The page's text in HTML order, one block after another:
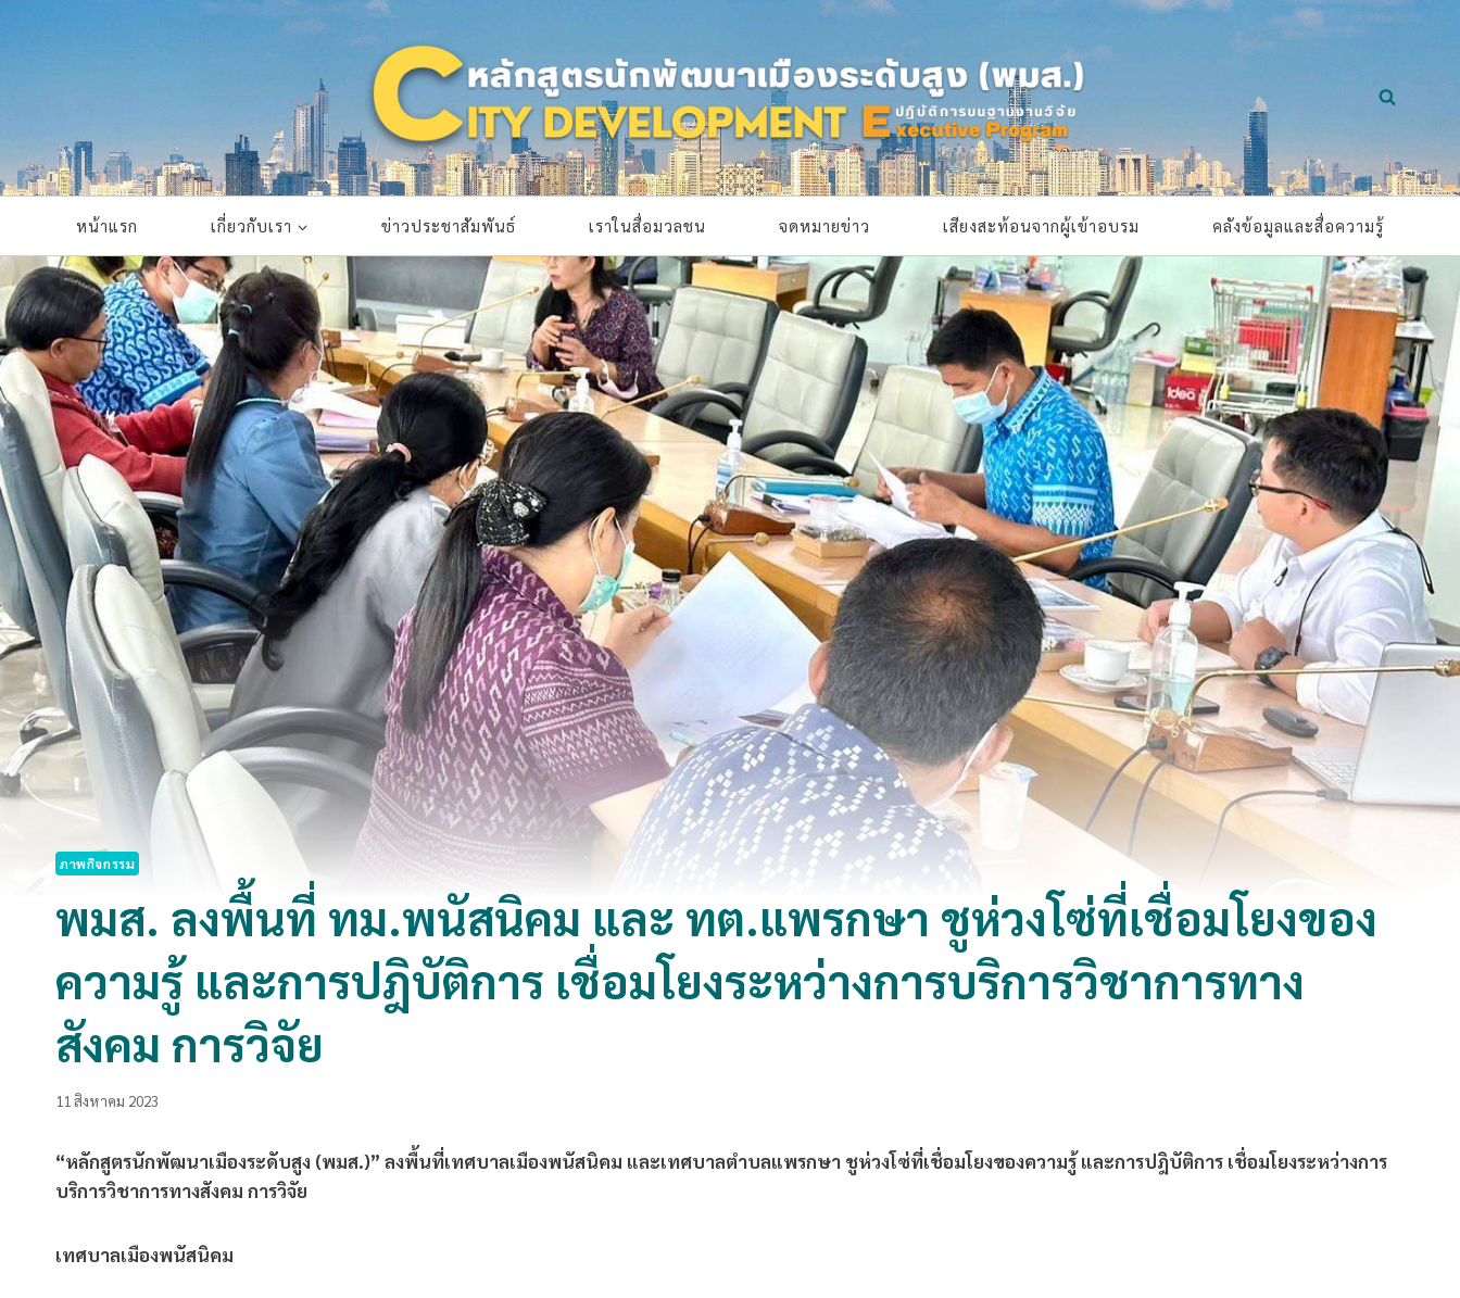
หน้าแรก เกี่ยวกับเรา ข่าวประชาสัมพันธ์ เราในสื่อมวลชน จดหมายข่าว เสียงสะท้อนจากผู้เข้าอบรม คลังข้อมูลและสื่อความรู้
ภาพกิจกรรม
พมส. ลงพื้นที่ ทม.พนัสนิคม และ ทต.แพรกษา ชูห่วงโซ่ที่เชื่อมโยงของ
ความรู้ และการปฎิบัติการ เชื่อมโยงระหว่างการบริการวิชาการทาง
สังคม การวิจัย
11 สิงหาคม 2023
“หลักสูตรนักพัฒนาเมืองระดับสูง (พมส.)” ลงพื้นที่เทศบาลเมืองพนัสนิคม และเทศบาลตำบลแพรกษา ชูห่วงโซ่ที่เชื่อมโยงของความรู้ และการปฎิบัติการ เชื่อมโยงระหว่างการ
บริการวิชาการทางสังคม การวิจัย
เทศบาลเมืองพนัสนิคม